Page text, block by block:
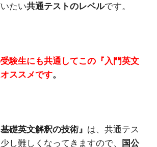
たい共通テストのレベルです。
験生にも共通してこの『入門英文
ススメです。
基礎英文解釈の技術』 は、共通テス
し難しくなってきますので、
国公